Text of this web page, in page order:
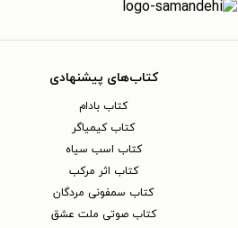
کتاب‌های پیشنهادی
کتاب بادام
کتاب کیمیاگر
کتاب اسب سیاه
کتاب اثر مرکب
کتاب سمفونی مردگان
کتاب صوتی ملت عشق